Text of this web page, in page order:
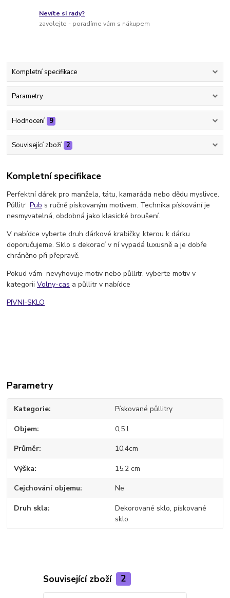
Nevíte si rady?
zavolejte - poradíme vám s nákupem
Kompletní specifikace
Parametry
Hodnocení 9
Související zboží 2
Kompletní specifikace
Perfektní dárek pro manžela, tátu, kamaráda nebo dědu myslivce.
PůllitrPub s ručně pískovaným motivem. Technika pískování je
nesmyvatelná, obdobná jako klasické broušení.
V nabídce vyberte druh dárkové krabičky, kterou k dárku
doporučujeme. Sklo s dekorací v ní vypadá luxusně a je dobře
chráněno při přepravě.
Pokud vám nevyhovuje motiv nebo půllitr, vyberte motiv v
kategoriiVolny-cas a půllitr v nabídce
PIVNI-SKLO
Parametry
Kategorie Pískované půllitry
Objem 0,5 l
Průměr 10,4cm
Výška 15,2 cm
Cejchování objemu Ne
Druh skla
Dekorované sklo, pískované
sklo
Související zboží 2